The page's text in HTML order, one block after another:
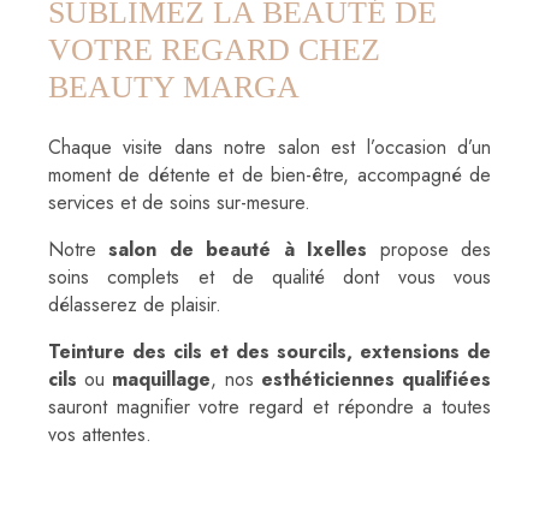
SUBLIMEZ LA BEAUTÉ DE
VOTRE REGARD CHEZ
BEAUTY MARGA
Chaque visite dans notre salon est l’occasion d’un
moment de détente et de bien-être, accompagné de
services et de soins sur-mesure.
Notresalon de beauté à Ixelles propose des
soins complets et de qualité dont vous vous
délasserez de plaisir.
Teinture des cils et des sourcils, extensions de
cils ou maquillage, nos esthéticiennes qualifiées
sauront magnifier votre regard et répondre a toutes
vos attentes.